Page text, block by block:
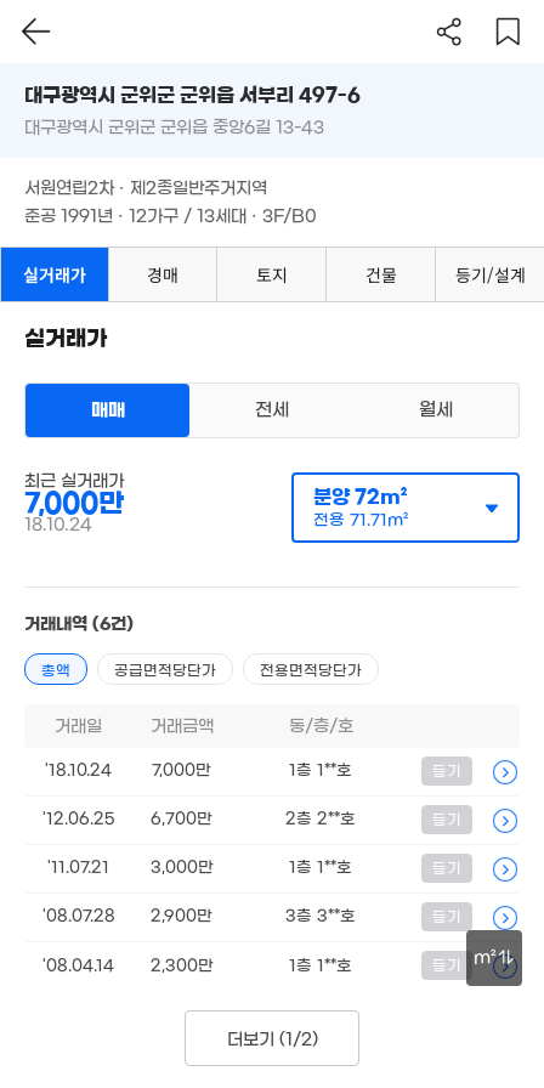
8,100만
60m²
1억
2.48억
3.56억
3.56억
'21. 05
1.07억
56m²
매매 7000만원
전용 72m²
계약일 '18. 10
'17. 06
5억
'17. 01
2억
9,250만
'13.
6,000만
'12. 07
필터 매물 탐색
대구시 군위군 군위읍 서부리 497-6
준공 1991년 · 12가구 / 13세대 · 3F/B0
m²
대구광역시 군위군 군위읍 서부리 497-6
대구광역시 군위군 군위읍 중앙6길 13-43
서원연립2차 · 제2종일반주거지역
준공 1991년 · 12가구 / 13세대 · 3F/B0
실거래가 경매 토지 건물 등기/설계
실거래가
매매 전세 월세
최근 실거래가
7,000만
18.10.24
분양72m²
전용 71.71m²
거래내역 (6건)
총액 공급면적당단가 전용면적당단가
거래일 거래금액 동/층/호
'18.10.24 7,000만 1층 1**호 등기
'12.06.25 6,700만 2층 2**호 등기
'11.07.21 3,000만 1층 1**호 등기
'08.07.28 2,900만 3층 3**호 등기
'08.04.14 2,300만 1층 1**호 등기
더보기 (1/2)